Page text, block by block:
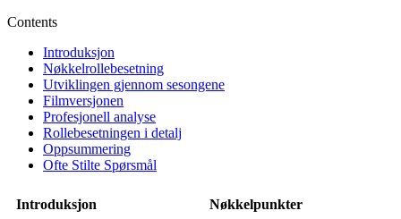
Contents
Introduksjon
Nøkkelrollebesetning
Utviklingen gjennom sesongene
Filmversjonen
Profesjonell analyse
Rollebesetningen i detalj
Oppsummering
Ofte Stilte Spørsmål
Introduksjon Nøkkelpunkter